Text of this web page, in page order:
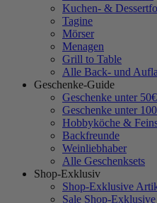
Kuchen- &
Tagine
Mörser
Menagen
Grill to Table
Alle Back- und
Geschenke-Guide
Geschenke unter 50€
Geschenke unter
Hobbyköche &
Backfreunde
Weinliebhaber
Alle Geschenksets
Shop-Exklusiv
Shop-Exklusive
Sale Shop-